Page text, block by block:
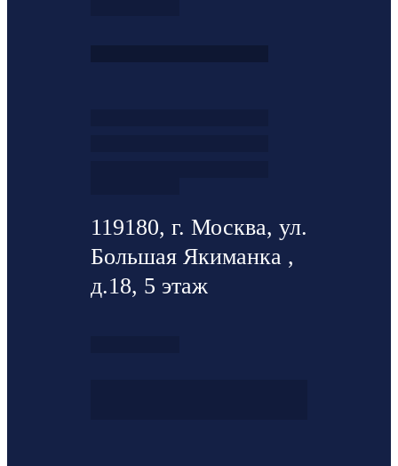
119180, г. Москва, ул.
Большая Якиманка ,
д.18, 5 этаж